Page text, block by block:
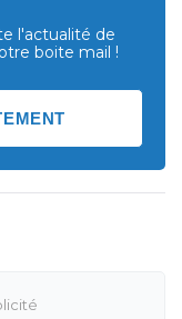
l'actualité de
boite mail !